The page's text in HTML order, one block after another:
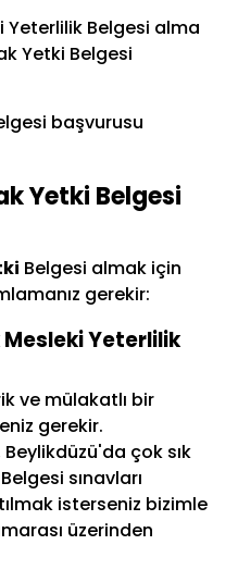
Yeterlilik Belgesi alma
Yetki Belgesi
başvurusu
Yetki Belgesi
Belgesi almak için
gerekir:
Mesleki Yeterlilik
ve mülakatlı bir
gerekir.
çok sık
sınavları
isterseniz bizimle
üzerinden